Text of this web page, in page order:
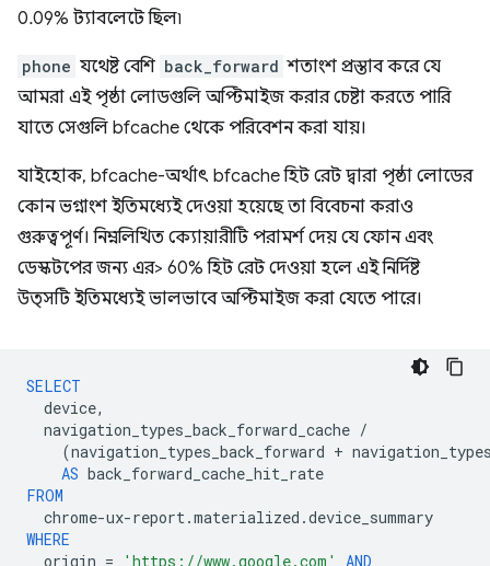
0.09% ট্যাবলেটে ছিল৷
phone যথেষ্ট বেশি back_forward শতাংশ প্রস্তাব করে যে
আমরা এই পৃষ্ঠা লোডগুলি অপ্টিমাইজ করার চেষ্টা করতে পারি
যাতে সেগুলি bfcache থেকে পরিবেশন করা যায়।
যাইহোক, bfcache-অর্থাৎ bfcache হিট রেট দ্বারা পৃষ্ঠা লোডের
কোন ভগ্নাংশ ইতিমধ্যেই দেওয়া হয়েছে তা বিবেচনা করাও
গুরুত্বপূর্ণ। নিম্নলিখিত ক্যোয়ারীটি পরামর্শ দেয় যে ফোন এবং
ডেস্কটপের জন্য এর> 60% হিট রেট দেওয়া হলে এই নির্দিষ্ট
উত্সটি ইতিমধ্যেই ভালভাবে অপ্টিমাইজ করা যেতে পারে।
SELECT
device,
navigation_types_back_forward_cache /
(navigation_types_back_forward +
AS back_forward_cache_hit_rate
FROM
chrome-ux-report.materialized .device_summary
WHERE
origin = 'https://www.google.com'
AND